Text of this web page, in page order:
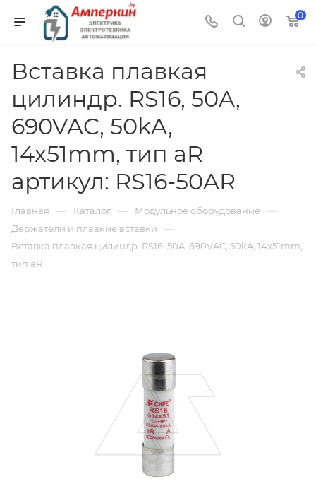
0
Вставка плавкая
цилиндр. RS16, 50A,
690VAC, 50kA,
14х51mm, тип aR
артикул: RS16-50AR
Главная — Каталог — Модульное оборудование —
Держатели и плавкие вставки —
Вставка плавкая цилиндр. RS16, 50A, 690VAC, 50kA, 14х51mm,
тип aR